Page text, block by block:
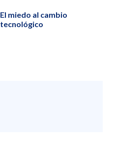
El miedo al cambio
tecnológico